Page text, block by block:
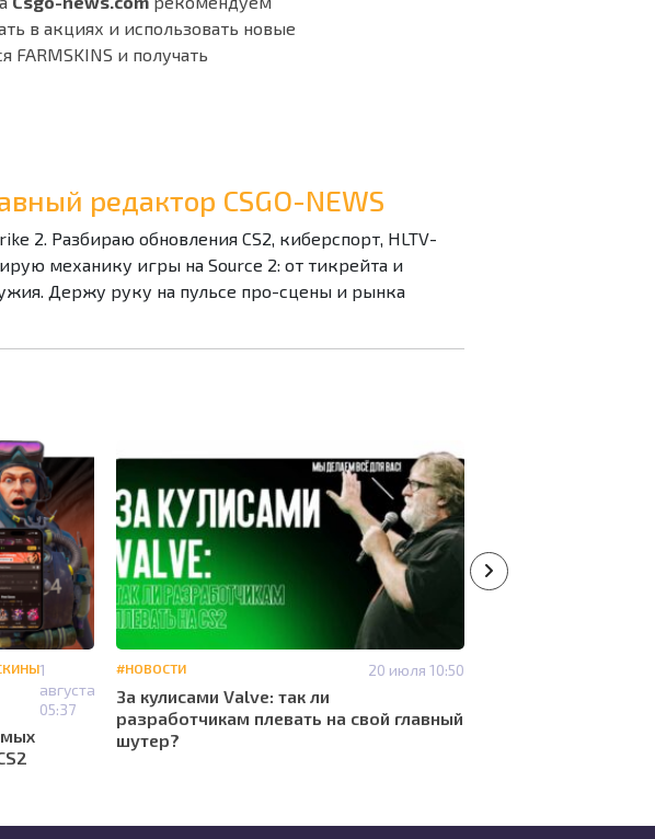
в акциях и использовать новые
и получать
редактор CSGO-NEWS
2. Разбираю обновления CS2, киберспорт, HLTV-
механику игры на Source 2: от тикрейта и
Держу руку на пульсе про-сцены и рынка
1
августа
05:37
#НОВОСТИ 20 июля 10:50
За кулисами Valve: так ли
разработчикам плевать на свой главный
шутер?